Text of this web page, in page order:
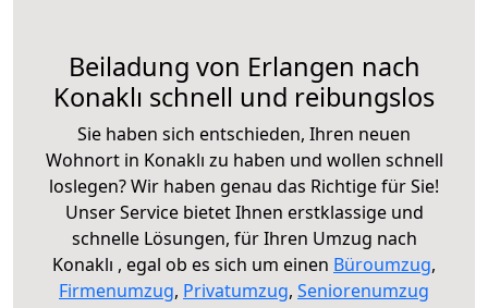
Beiladung von Erlangen nach
Konaklı schnell und reibungslos
Sie haben sich entschieden, Ihren neuen
Wohnort in Konaklı zu haben und wollen schnell
loslegen? Wir haben genau das Richtige für Sie!
Unser Service bietet Ihnen erstklassige und
schnelle Lösungen, für Ihren Umzug nach
Konaklı , egal ob es sich um einen Büroumzug,
Firmenumzug, Privatumzug, Seniorenumzug